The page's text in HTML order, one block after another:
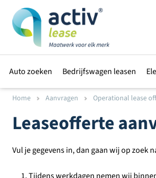
Auto zoeken Bedrijfswagen leasen
Home Aanvragen Operational lease
Leaseofferte
Vul je gegevens in, dan gaan wij op zoek